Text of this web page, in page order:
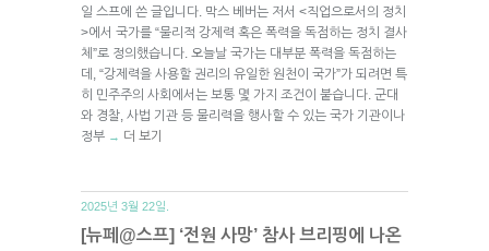
일 스프에 쓴 글입니다. 막스 베버는 저서 <직업으로서의 정치
>에서 국가를 “물리적 강제력 혹은 폭력을 독점하는 정치 결사
체”로 정의했습니다. 오늘날 국가는 대부분 폭력을 독점하는
데, “강제력을 사용할 권리의 유일한 원천이 국가”가 되려면 특
히 민주주의 사회에서는 보통 몇 가지 조건이 붙습니다. 군대
와 경찰, 사법 기관 등 물리력을 행사할 수 있는 국가 기관이나
정부 → 더 보기
2025년 3월 22일.
[뉴페@스프] ‘전원 사망’ 참사 브리핑에 나온